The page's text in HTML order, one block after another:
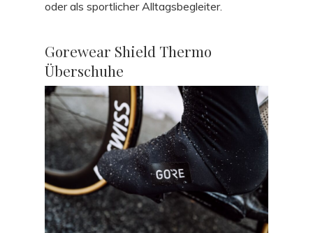
oder als sportlicher Alltagsbegleiter.
Gorewear Shield Thermo
Überschuhe